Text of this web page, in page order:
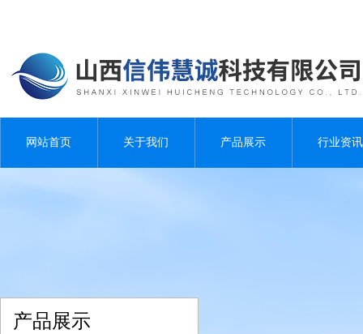
网站首页 关于我们 产品展示 行业资讯
产品展示